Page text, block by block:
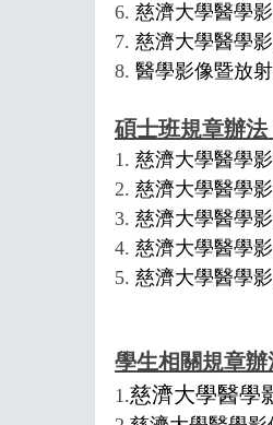
6. 慈濟大學醫學
7. 慈濟大學醫學
8. 醫學影像暨放
碩士班規章辦法
1. 慈濟大學醫學
2. 慈濟大學醫學
3. 慈濟大學醫學
4. 慈濟大學醫學
5. 慈濟大學醫學
學生相關規章辦
1.慈濟大學醫學